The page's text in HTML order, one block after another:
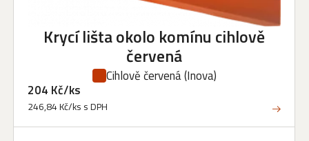
Krycí lišta okolo komínu cihlově
červená
Cihlově červená(Inova)
204 Kč/ks
246,84 Kč/ks s DPH